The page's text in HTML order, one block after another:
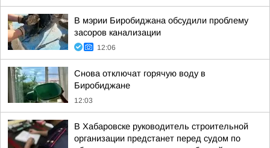
В мэрии Биробиджана обсудили проблему
засоров канализации
12:06
Снова отключат горячую воду в
Биробиджане
12:03
В Хабаровске руководитель строительной
организации предстанет перед судом по